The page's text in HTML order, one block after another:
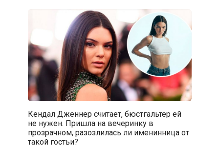
Кендал Дженнер считает, бюстгальтер ей
не нужен. Пришла на вечеринку в
прозрачном, разозлилась ли именинница от
такой гостьи?